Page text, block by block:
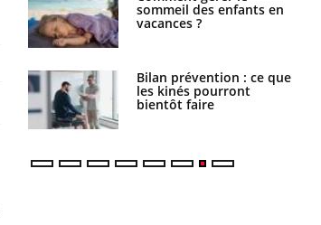
sommeil des enfants en
vacances ?
Bilan prévention : ce que
les kinés pourront
bientôt faire